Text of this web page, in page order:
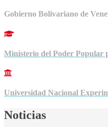
Gobierno Bolivariano de
Ministerio del Poder Popular
Universidad Nacional
Noticias